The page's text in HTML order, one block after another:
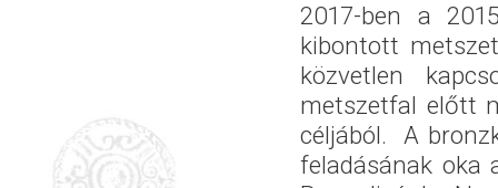
2017-ben a
kibontott
közvetlen
metszetfal előtt
céljából. A
feladásának oka